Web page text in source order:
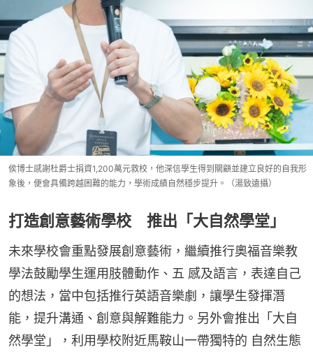
侯博⼠感謝杜爵⼠捐資1,200萬元救校，他深信學⽣得到關顧並建立良好的自我形
象後，便會具備跨越困難的能⼒，學術成績自然穩步提升。（湯致遠攝）
打造創意藝術學校 推出「⼤自然學堂」
未來學校會重點發展創意藝術，繼續推⾏奧福音樂教
學法鼓勵學⽣運用肢體動作、五 感及語⾔，表達自⼰
的想法，當中包括推⾏英語音樂劇，讓學⽣發揮潛
能，提升溝通、創意與解難能⼒。另外會推出「⼤自
然學堂」，利用學校附近馬鞍⼭⼀帶獨特的 自然⽣態